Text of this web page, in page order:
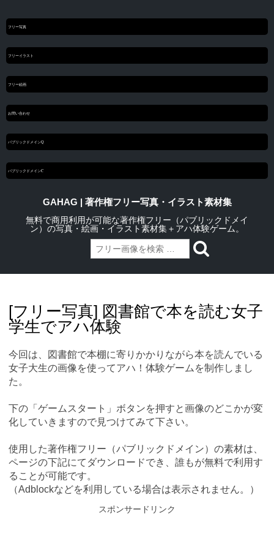
フリー写真
フリーイラスト
フリー絵画
お問い合わせ
パブリックドメインQ
パブリックドメインC
GAHAG | 著作権フリー写真・イラスト素材集
無料で商用利用が可能な著作権フリー（パブリックドメイ
ン）の写真・絵画・イラスト素材集＋アハ体験ゲーム。
content[フリー写真] 図書館で本を読む女子
学生でアハ体験
今回は、図書館で本棚に寄りかかりながら本を読んでいる
女子大生の画像を使ってアハ！体験ゲームを制作しまし
た。
下の「ゲームスタート」ボタンを押すと画像のどこかが変
化していきますので見つけてみて下さい。
使用した著作権フリー（パブリックドメイン）の素材は、
ページの下記にてダウンロードでき、誰もが無料で利用す
ることが可能です。
（Adblockなどを利用している場合は表示されません。）
スポンサードリンク